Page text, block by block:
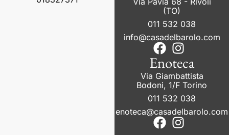
(TO)
011 532 038
info@casadelbarolo.com
Enoteca
Via Giambattista
Bodoni, 1/F Torino
011 532 038
enoteca@casadelbarolo.com